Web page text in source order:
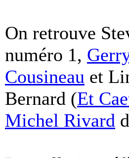
On retrouve
numéro 1,
Cousineau et
Bernard (Et
Michel Rivard